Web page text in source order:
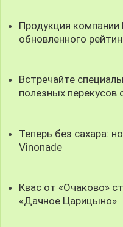
Продукция
обновленного
Встречайте
полезных перекусов
Теперь без сахара:
Vinonade
Квас от «Очаково»
«Дачное Царицыно»